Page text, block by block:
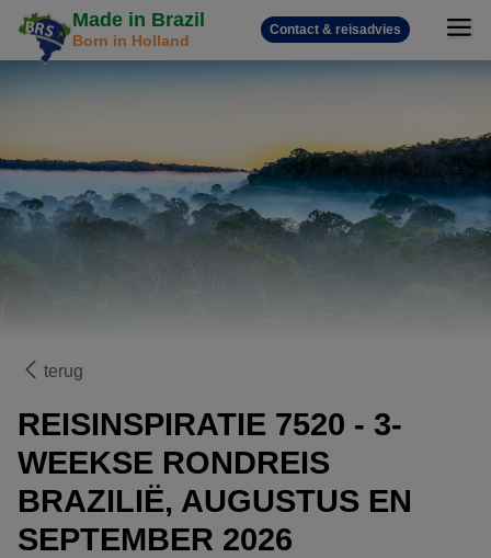
Made in Brazil
Born in Holland
Contact & reisadvies
terug
REISINSPIRATIE 7520 - 3-
WEEKSE RONDREIS
BRAZILIË, AUGUSTUS EN
SEPTEMBER 2026